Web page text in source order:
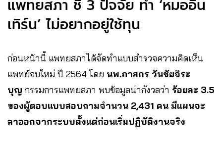
แพทยสภา ชี้ 3 ปัจจัย ทำ ‘หมออิน
เทิร์น’ ไม่อยากอยู่ใช้ทุน
ก่อนหน้านี้ แพทยสภาได้จัดทำแบบสำรวจความคิดเห็น
แพทย์จบใหม่ ปี 2564 โดย นพ.ภาสกร วันชัยจิระ
บุญ กรรมการแพทยสภา พบข้อมูลน่ากังวลว่า ร้อยละ 3.5
ของผู้ตอบแบบสอบถามจำนวน 2,431 คน มีแผนจะ
ลาออกจากระบบตั้งแต่ก่อนเริ่มปฏิบัติงานจริง